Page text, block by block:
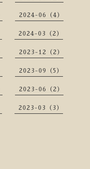
2024-06（4）
2024-03（2）
2023-12（2）
2023-09（5）
2023-06（2）
2023-03（3）